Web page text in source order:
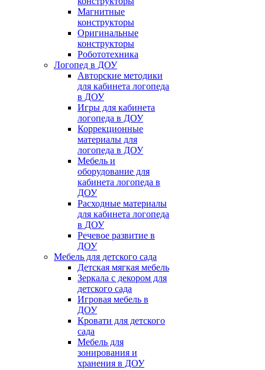
Магнитные
конструкторы
Оригинальные
конструкторы
Робототехника
Логопед в ДОУ
Авторские методики
для кабинета логопеда
в ДОУ
Игры для кабинета
логопеда в ДОУ
Коррекционные
материалы для
логопеда в ДОУ
Мебель и
оборудование для
кабинета логопеда в
ДОУ
Расходные материалы
для кабинета логопеда
в ДОУ
Речевое развитие в
ДОУ
Мебель для детского сада
Детская мягкая мебель
Зеркала с декором для
детского сада
Игровая мебель в
ДОУ
Кровати для детского
сада
Мебель для
зонирования и
хранения в ДОУ